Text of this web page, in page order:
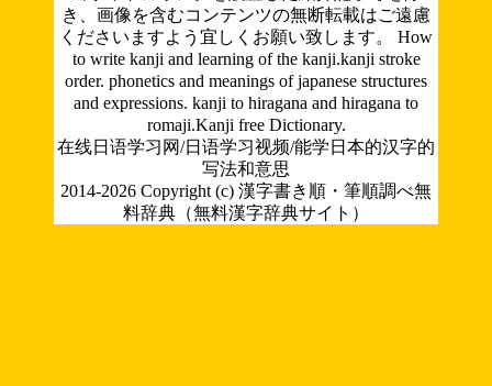
き、画像を含むコンテンツの無断転載はご遠慮
くださいますよう宜しくお願い致します。 How
to write kanji and learning of the kanji.kanji stroke
order. phonetics and meanings of japanese structures
and expressions. kanji to hiragana and hiragana to
romaji.Kanji free Dictionary.
在线日语学习网/日语学习视频/能学日本的汉字的
写法和意思
2014-2026 Copyright (c) 漢字書き順・筆順調べ無
料辞典（無料漢字辞典サイト）